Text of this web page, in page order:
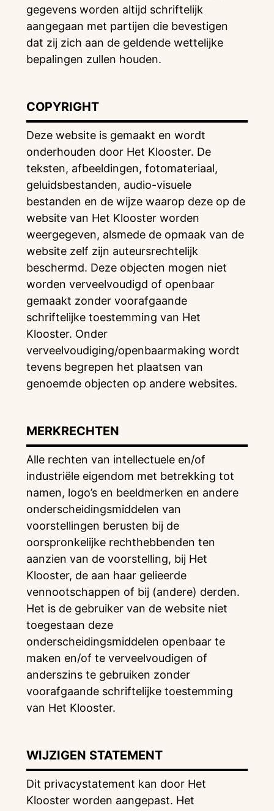
gegevens worden altijd schriftelijk
aangegaan met partijen die bevestigen
dat zij zich aan de geldende wettelijke
bepalingen zullen houden.
COPYRIGHT
Deze website is gemaakt en wordt
onderhouden door Het Klooster. De
teksten, afbeeldingen, fotomateriaal,
geluidsbestanden, audio-visuele
bestanden en de wijze waarop deze op de
website van Het Klooster worden
weergegeven, alsmede de opmaak van de
website zelf zijn auteursrechtelijk
beschermd. Deze objecten mogen niet
worden verveelvoudigd of openbaar
gemaakt zonder voorafgaande
schriftelijke toestemming van Het
Klooster. Onder
verveelvoudiging/openbaarmaking wordt
tevens begrepen het plaatsen van
genoemde objecten op andere websites.
MERKRECHTEN
Alle rechten van intellectuele en/of
industriële eigendom met betrekking tot
namen, logo’s en beeldmerken en andere
onderscheidingsmiddelen van
voorstellingen berusten bij de
oorspronkelijke rechthebbenden ten
aanzien van de voorstelling, bij Het
Klooster, de aan haar gelieerde
vennootschappen of bij (andere) derden.
Het is de gebruiker van de website niet
toegestaan deze
onderscheidingsmiddelen openbaar te
maken en/of te verveelvoudigen of
anderszins te gebruiken zonder
voorafgaande schriftelijke toestemming
van Het Klooster.
WIJZIGEN STATEMENT
Dit privacystatement kan door Het
Klooster worden aangepast. Het